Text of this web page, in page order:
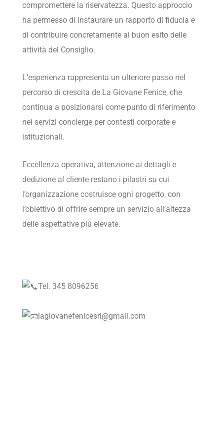
compromettere la riservatezza. Questo approccio
ha permesso di instaurare un rapporto di fiducia e
di contribuire concretamente al buon esito delle
attività del Consiglio.
L’esperienza rappresenta un ulteriore passo nel
percorso di crescita de La Giovane Fenice, che
continua a posizionarsi come punto di riferimento
nei servizi concierge per contesti corporate e
istituzionali.
Eccellenza operativa, attenzione ai dettagli e
dedizione al cliente restano i pilastri su cui
l’organizzazione costruisce ogni progetto, con
l’obiettivo di offrire sempre un servizio all’altezza
delle aspettative più elevate.
Tel. 345 8096256
lagiovanefenicesrl@gmail.com